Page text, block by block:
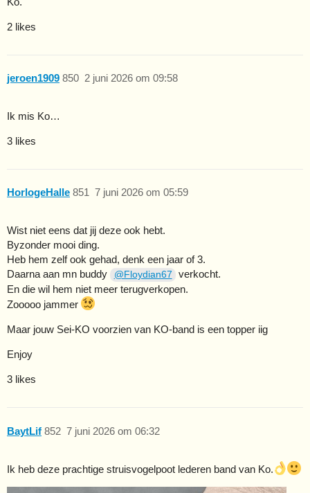
2 likes
jeroen1909 2 juni 2026 om 09:58
850
Ik mis Ko…
3 likes
HorlogeHalle 7 juni 2026 om 05:59
851
Wist niet eens dat jij deze ook hebt.
Byzonder mooi ding.
Heb hem zelf ook gehad, denk een jaar of 3.
Daarna aan mn buddy
@Floydian67
verkocht.
En die wil hem niet meer terugverkopen.
Zooooo jammer
Maar jouw Sei-KO voorzien van KO-band is een topper iig
Enjoy
3 likes
BaytLif 7 juni 2026 om 06:32
852
Ik heb deze prachtige struisvogelpoot lederen band van Ko.